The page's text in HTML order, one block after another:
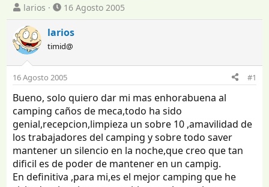
I
n
i
c
i
a
d
o
r
d
e
t
e
m
a
larios
F
e
c
h
a
d
e
i
n
i
c
i
o
16 Agosto 2005
larios
timid@
16 Agosto 2005 #1
Bueno, solo quiero dar mi mas enhorabuena al
camping caños de meca,todo ha sido
genial,recepcion,limpieza un sobre 10 ,amavilidad de
los trabajadores del camping y sobre todo saver
mantener un silencio en la noche,que creo que tan
dificil es de poder de mantener en un campig.
En definitiva ,para mi,es el mejor camping que he